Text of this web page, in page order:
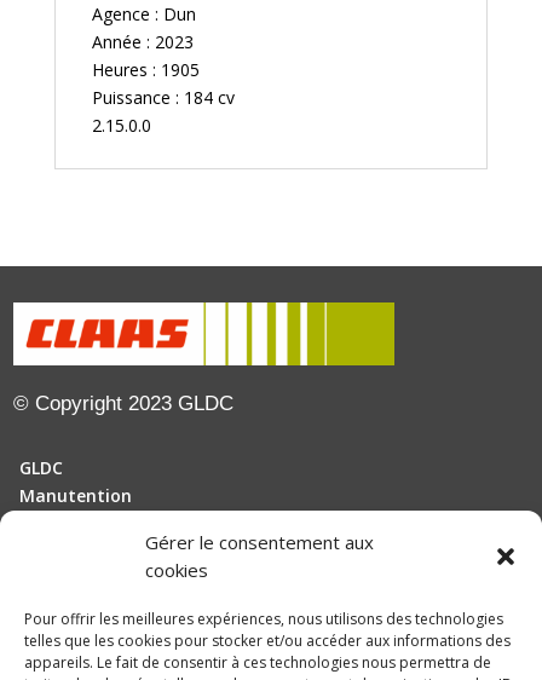
Gérer le consentement aux
cookies
Pour offrir les meilleures expériences, nous utilisons des technologies
telles que les cookies pour stocker et/ou accéder aux informations des
appareils. Le fait de consentir à ces technologies nous permettra de
Agence : Dun
Année : 2023
Heures : 1905
Puissance : 184 cv
2.15.0.0
© Copyright 2023 GLDC
GLDC
Manutention
Actualités